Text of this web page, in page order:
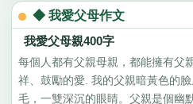
◆ 我愛父母作文
我愛父母親400字
每個人都有父親母親，都能擁有父
祥、鼓勵的愛. 我的父親暗黃色的
毛，一雙深沉的眼睛。父親是個幽